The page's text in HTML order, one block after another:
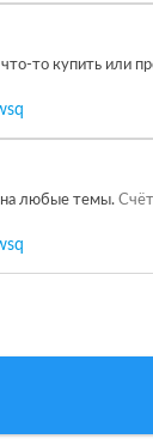
то купить или
любые темы.